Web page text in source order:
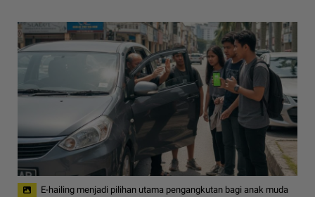
E-hailing menjadi pilihan utama pengangkutan bagi anak muda